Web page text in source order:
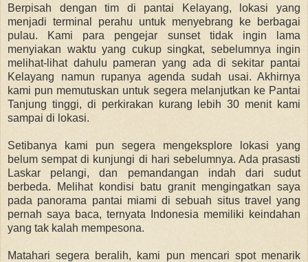
Berpisah dengan tim di pantai Kelayang, lokasi yang
menjadi terminal perahu untuk menyebrang ke berbagai
pulau. Kami para pengejar sunset tidak ingin lama
menyiakan waktu yang cukup singkat, sebelumnya ingin
melihat-lihat dahulu pameran yang ada di sekitar pantai
Kelayang namun rupanya agenda sudah usai. Akhirnya
kami pun memutuskan untuk segera melanjutkan ke Pantai
Tanjung tinggi, di perkirakan kurang lebih 30 menit kami
sampai di lokasi.
Setibanya kami pun segera mengeksplore lokasi yang
belum sempat di kunjungi di hari sebelumnya. Ada prasasti
Laskar pelangi, dan pemandangan indah dari sudut
berbeda. Melihat kondisi batu granit mengingatkan saya
pada panorama pantai miami di sebuah situs travel yang
pernah saya baca, ternyata Indonesia memiliki keindahan
yang tak kalah mempesona.
Matahari segera beralih, kami pun mencari spot menarik